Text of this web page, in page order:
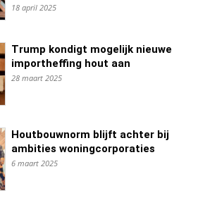
18 april 2025
Trump kondigt mogelijk nieuwe
importheffing hout aan
28 maart 2025
Houtbouwnorm blijft achter bij
ambities woningcorporaties
6 maart 2025